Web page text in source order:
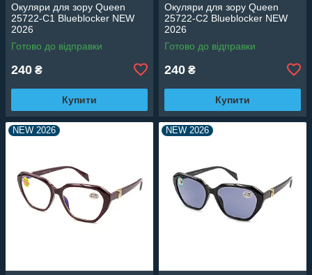
Окуляри для зору Queen
25722-C1 Blueblocker NEW
2026
Готово до відправки
240 ₴
Купити
Окуляри для зору Queen
25722-C2 Blueblocker NEW
2026
Готово до відправки
240 ₴
Купити
NEW 2026 NEW 2026